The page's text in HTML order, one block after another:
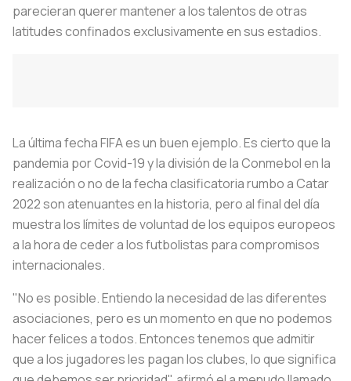
parecieran querer mantener a los talentos de otras
latitudes confinados exclusivamente en sus estadios.
La última fecha FIFA es un buen ejemplo. Es cierto que la
pandemia por Covid-19 y la división de la Conmebol en la
realización o no de la fecha clasificatoria rumbo a Catar
2022 son atenuantes en la historia, pero al final del día
muestra los límites de voluntad de los equipos europeos
a la hora de ceder a los futbolistas para compromisos
internacionales.
"No es posible. Entiendo la necesidad de las diferentes
asociaciones, pero es un momento en que no podemos
hacer felices a todos. Entonces tenemos que admitir
que a los jugadores les pagan los clubes, lo que significa